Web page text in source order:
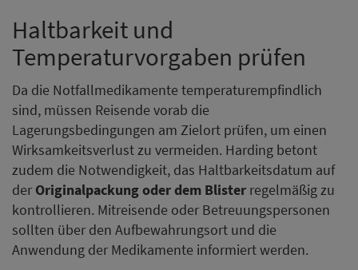
Haltbarkeit und
Temperaturvorgaben prüfen
Da die Notfallmedikamente temperaturempfindlich
sind, müssen Reisende vorab die
Lagerungsbedingungen am Zielort prüfen, um einen
Wirksamkeitsverlust zu vermeiden. Harding betont
zudem die Notwendigkeit, das Haltbarkeitsdatum auf
der Originalpackung oder dem Blister regelmäßig zu
kontrollieren. Mitreisende oder Betreuungspersonen
sollten über den Aufbewahrungsort und die
Anwendung der Medikamente informiert werden.